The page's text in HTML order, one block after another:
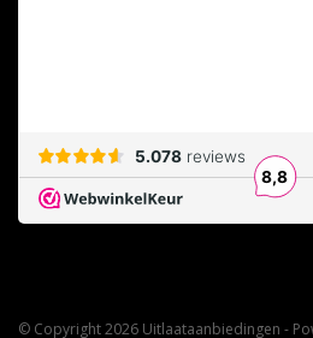
© Copyright 2026 Uitlaataanbiedingen -